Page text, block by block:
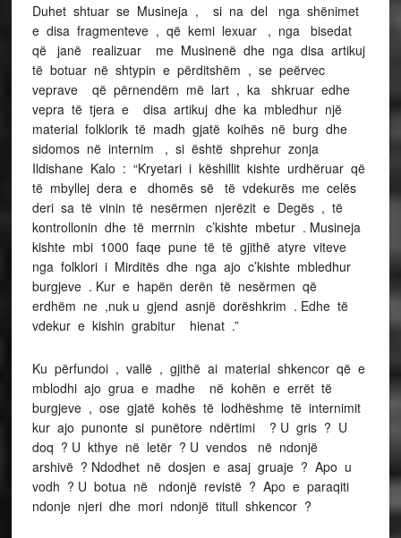
Duhet shtuar se Musineja , si na del nga shënimet
e disa fragmenteve , që kemi lexuar , nga bisedat
që janë realizuar me Musinenë dhe nga disa artikuj
të botuar në shtypin e përditshëm , se peërvec
veprave që përnendëm më lart , ka shkruar edhe
vepra të tjera e disa artikuj dhe ka mbledhur një
material folklorik të madh gjatë koihës në burg dhe
sidomos në internim , si është shprehur zonja
Ildishane Kalo : “Kryetari i këshillit kishte urdhëruar që
të mbyllej dera e dhomës së të vdekurës me celës
deri sa të vinin të nesërmen njerëzit e Degës , të
kontrollonin dhe të merrnin c’kishte mbetur . Musineja
kishte mbi 1000 faqe pune të të gjithë atyre viteve
nga folklori i Mirditës dhe nga ajo c’kishte mbledhur
burgjeve . Kur e hapën derën të nesërmen që
erdhëm ne ,nuk u gjend asnjë dorëshkrim . Edhe të
vdekur e kishin grabitur hienat .”
Ku përfundoi , vallë , gjithë ai material shkencor që e
mblodhi ajo grua e madhe në kohën e errët të
burgjeve , ose gjatë kohës të lodhëshme të internimit
kur ajo punonte si punëtore ndërtimi ? U gris ? U
doq ? U kthye në letër ? U vendos në ndonjë
arshivë ? Ndodhet në dosjen e asaj gruaje ? Apo u
vodh ? U botua në ndonjë revistë ? Apo e paraqiti
ndonje njeri dhe mori ndonjë titull shkencor ?